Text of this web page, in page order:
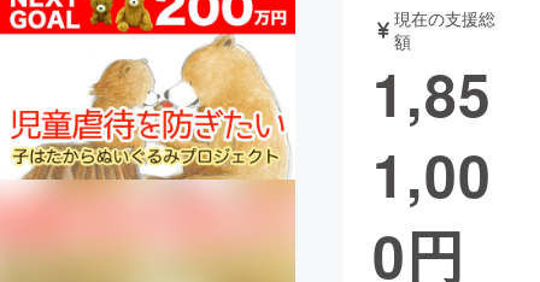
アート・写真 音楽
テクノロジー・ガジェット ゲーム・サ
映像・映画
現在の支援総
額
1,85
1,00
0円